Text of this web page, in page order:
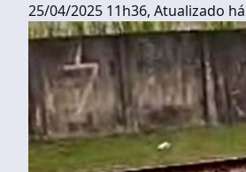
25/04/2025 11h36, Atualizado